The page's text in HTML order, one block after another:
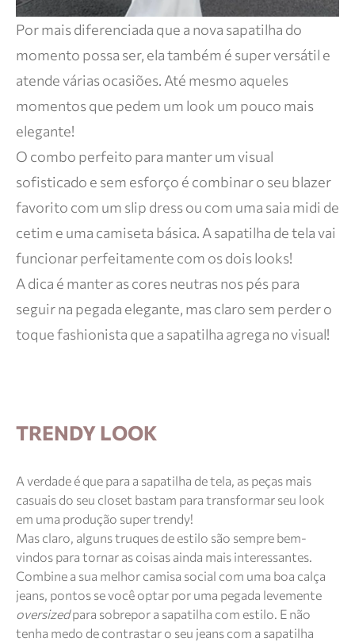
Por mais diferenciada que a nova sapatilha do
momento possa ser, ela também é super versátil e
atende várias ocasiões. Até mesmo aqueles
momentos que pedem um look um pouco mais
elegante!
O combo perfeito para manter um visual
sofisticado e sem esforço é combinar o seu blazer
favorito com um slip dress ou com uma saia midi de
cetim e uma camiseta básica. A sapatilha de tela vai
funcionar perfeitamente com os dois looks!
A dica é manter as cores neutras nos pés para
seguir na pegada elegante, mas claro sem perder o
toque fashionista que a sapatilha agrega no visual!
TRENDY LOOK
A verdade é que para a sapatilha de tela, as peças mais
casuais do seu closet bastam para transformar seu look
em uma produção super trendy!
Mas claro, alguns truques de estilo são sempre bem-
vindos para tornar as coisas ainda mais interessantes.
Combine a sua melhor camisa social com uma boa calça
jeans, pontos se você optar por uma pegada levemente
oversizedpara sobrepor a sapatilha com estilo. E não
tenha medo de contrastar o seu jeans com a sapatilha